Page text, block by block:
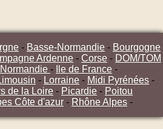
- Basse-Normandie - Bourgogne
Ardenne - Corse - DOM/TOM
- Ile de France -
- Lorraine - Midi Pyrénées -
de la Loire - Picardie - Poitou
Côte d'azur - Rhône Alpes -